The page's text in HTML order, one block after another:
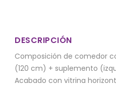
DESCRIPCIÓN
Composición de comedor
(120 cm) + suplemento
Acabado con vitrina